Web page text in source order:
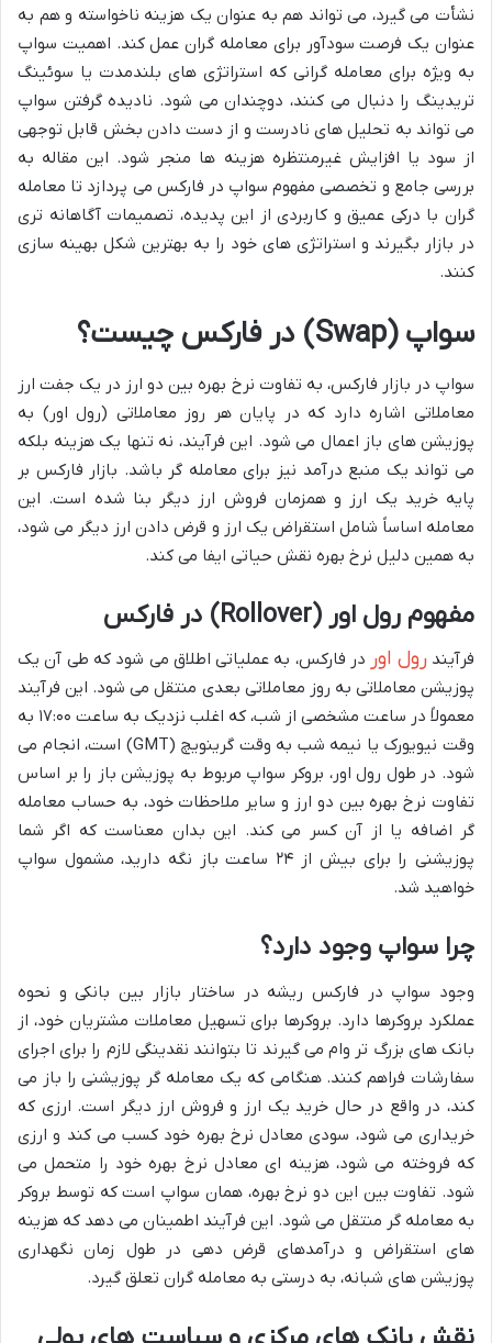
نشأت می گیرد، می تواند هم به عنوان یک هزینه ناخواسته و هم به
عنوان یک فرصت سودآور برای معامله گران عمل کند. اهمیت سواپ
به ویژه برای معامله گرانی که استراتژی های بلندمدت یا سوئینگ
تریدینگ را دنبال می کنند، دوچندان می شود. نادیده گرفتن سواپ
می تواند به تحلیل های نادرست و از دست دادن بخش قابل توجهی
از سود یا افزایش غیرمنتظره هزینه ها منجر شود. این مقاله به
بررسی جامع و تخصصی مفهوم سواپ در فارکس می پردازد تا معامله
گران با درکی عمیق و کاربردی از این پدیده، تصمیمات آگاهانه تری
در بازار بگیرند و استراتژی های خود را به بهترین شکل بهینه سازی
کنند.
سواپ (Swap) در فارکس چیست؟
سواپ در بازار فارکس، به تفاوت نرخ بهره بین دو ارز در یک جفت ارز
معاملاتی اشاره دارد که در پایان هر روز معاملاتی (رول اور) به
پوزیشن های باز اعمال می شود. این فرآیند، نه تنها یک هزینه بلکه
می تواند یک منبع درآمد نیز برای معامله گر باشد. بازار فارکس بر
پایه خرید یک ارز و همزمان فروش ارز دیگر بنا شده است. این
معامله اساساً شامل استقراض یک ارز و قرض دادن ارز دیگر می شود،
به همین دلیل نرخ بهره نقش حیاتی ایفا می کند.
مفهوم رول اور (Rollover) در فارکس
فرآیند رول اور در فارکس، به عملیاتی اطلاق می شود که طی آن یک
پوزیشن معاملاتی به روز معاملاتی بعدی منتقل می شود. این فرآیند
معمولاً در ساعت مشخصی از شب، که اغلب نزدیک به ساعت ۱۷:۰۰ به
وقت نیویورک یا نیمه شب به وقت گرینویچ (GMT) است، انجام می
شود. در طول رول اور، بروکر سواپ مربوط به پوزیشن باز را بر اساس
تفاوت نرخ بهره بین دو ارز و سایر ملاحظات خود، به حساب معامله
گر اضافه یا از آن کسر می کند. این بدان معناست که اگر شما
پوزیشنی را برای بیش از ۲۴ ساعت باز نگه دارید، مشمول سواپ
خواهید شد.
چرا سواپ وجود دارد؟
وجود سواپ در فارکس ریشه در ساختار بازار بین بانکی و نحوه
عملکرد بروکرها دارد. بروکرها برای تسهیل معاملات مشتریان خود، از
بانک های بزرگ تر وام می گیرند تا بتوانند نقدینگی لازم را برای اجرای
سفارشات فراهم کنند. هنگامی که یک معامله گر پوزیشنی را باز می
کند، در واقع در حال خرید یک ارز و فروش ارز دیگر است. ارزی که
خریداری می شود، سودی معادل نرخ بهره خود کسب می کند و ارزی
که فروخته می شود، هزینه ای معادل نرخ بهره خود را متحمل می
شود. تفاوت بین این دو نرخ بهره، همان سواپ است که توسط بروکر
به معامله گر منتقل می شود. این فرآیند اطمینان می دهد که هزینه
های استقراض و درآمدهای قرض دهی در طول زمان نگهداری
پوزیشن های شبانه، به درستی به معامله گران تعلق گیرد.